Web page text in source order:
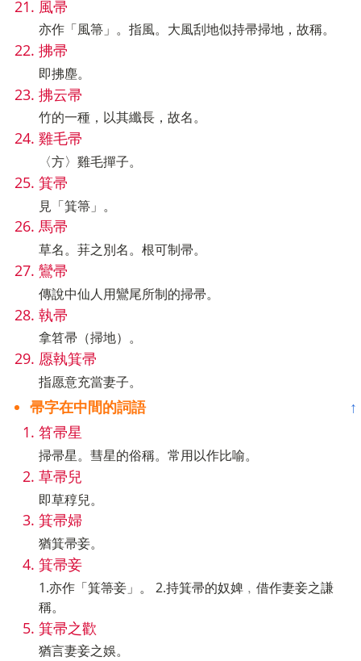
風帚
亦作「風箒」。指風。大風刮地似持帚掃地，故稱。
拂帚
即拂塵。
拂云帚
竹的一種，以其纖長，故名。
雞毛帚
〈方〉雞毛撣子。
箕帚
見「箕箒」。
馬帚
草名。荓之別名。根可制帚。
鸞帚
傳說中仙人用鸞尾所制的掃帚。
執帚
拿笤帚（掃地）。
愿執箕帚
指愿意充當妻子。
帚字在中間的詞語
↑
笤帚星
掃帚星。彗星的俗稱。常用以作比喻。
草帚兒
即草稕兒。
箕帚婦
猶箕帚妾。
箕帚妾
1.亦作「箕箒妾」。 2.持箕帚的奴婢﹐借作妻妾之謙
稱。
箕帚之歡
猶言妻妾之娛。